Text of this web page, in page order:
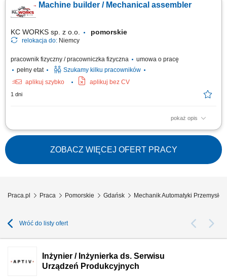
produkcji pod względem technicznym, bieżąca kontrola stanu
technicznego w celu zapewnienia ciągłości pracy, uruchamianie maszyn i
Machine builder / Mechanical assembler
KC WORKS sp. z o.o. pomorskie
relokacja do: Niemcy
pracownik fizyczny / pracowniczka fizyczna
umowa o pracę
pełny etat
Szukamy kilku pracowników
aplikuj szybko
aplikuj bez CV
1 dni
pokaż opis
The work will be carried out at our production and assembly location in
Lindern, Germany. Responsibilities: Assembly of machines and
mechanical components; Installation of machine parts according to
technical drawings; Mechanical fitting and assembly work; Assembly of
steel structures, piping, fans,...
ZOBACZ WIĘCEJ OFERT PRACY
Praca.pl Praca Pomorskie Gdańsk Mechanik Automatyki
Wróć do listy ofert
Inżynier / Inżynierka ds. Serwisu
Urządzeń Produkcyjnych